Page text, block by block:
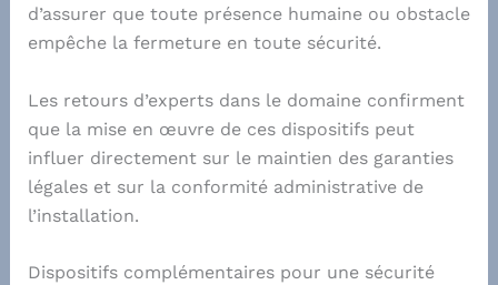
d’assurer que toute présence humaine ou obstacle
empêche la fermeture en toute sécurité.
Les retours d’experts dans le domaine confirment
que la mise en œuvre de ces dispositifs peut
influer directement sur le maintien des garanties
légales et sur la conformité administrative de
l’installation.
Dispositifs complémentaires pour une sécurité